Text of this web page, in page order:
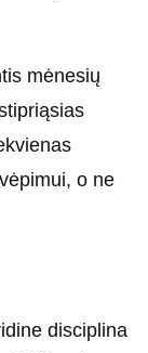
mėnesių
o ne
disciplina